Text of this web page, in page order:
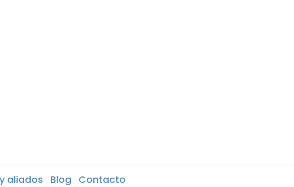
aliados Blog Contacto